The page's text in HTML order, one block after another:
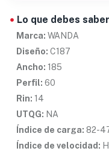
Lo que debes
Marca: WANDA
Diseño: C187
Ancho: 185
Perfil: 60
Rin: 14
UTQG: NA
Índice de carga: 82-
Índice de velocidad: